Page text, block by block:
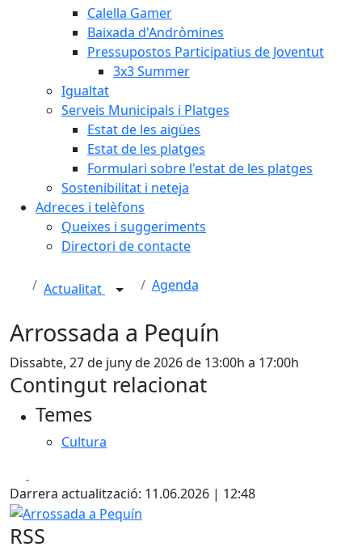
Calella Gamer
Baixada d'Andròmines
Pressupostos Participatius de Joventut
3x3 Summer
Igualtat
Serveis Municipals i Platges
Estat de les aigües
Estat de les platges
Formulari sobre l'estat de les platges
Sostenibilitat i neteja
Adreces i telèfons
Queixes i suggeriments
Directori de contacte
Actualitat Agenda
Arrossada a Pequín
Dissabte, 27 de juny de 2026 de 13:00h a 17:00h
Contingut relacionat
Temes
Cultura
Darrera actualització: 11.06.2026 | 12:48
Arrossada a Pequín
RSS